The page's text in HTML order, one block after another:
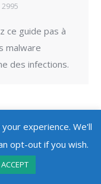
2995
ce guide pas à
malware
des infections.
- All Rights Reserved
experience. We'll
opt-out if you wish.
ACCEPT